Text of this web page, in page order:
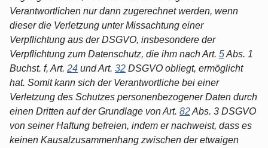
Verantwortlichen nur dann zugerechnet werden, wenn
dieser die Verletzung unter Missachtung einer
Verpflichtung aus der DSGVO, insbesondere der
Verpflichtung zum Datenschutz, die ihm nach Art. 5Abs. 1
Buchst. f, Art. 24 und Art. 32 DSGVO obliegt, ermöglicht
hat. Somit kann sich der Verantwortliche bei einer
Verletzung des Schutzes personenbezogener Daten durch
einen Dritten auf der Grundlage von Art. 82Abs. 3 DSGVO
von seiner Haftung befreien, indem er nachweist, dass es
keinen Kausalzusammenhang zwischen der etwaigen